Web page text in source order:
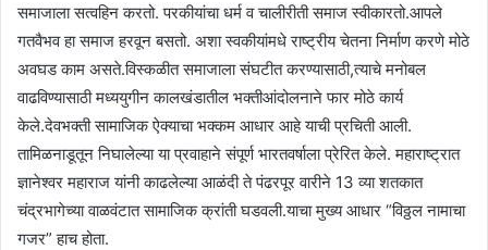
समाजाला सत्वहिन करतो. परकीयांचा धर्म व चालीरीती समाज स्वीकारतो.आपले
गतवैभव हा समाज हरवून बसतो. अशा स्वकीयांमधे राष्ट्रीय चेतना निर्माण करणे मोठे
अवघड काम असते.विस्कळीत समाजाला संघटीत करण्यासाठी,त्याचे मनोबल
वाढविण्यासाठी मध्ययुगीन कालखंडातील भक्तीआंदोलनाने फार मोठे कार्य
केले.देवभक्ती सामाजिक ऐक्याचा भक्कम आधार आहे याची प्रचिती आली.
तामिळनाडूतून निघालेल्या या प्रवाहाने संपूर्ण भारतवर्षाला प्रेरित केले. महाराष्ट्रात
ज्ञानेश्वर महाराज यांनी काढलेल्या आळंदी ते पंढरपूर वारीने 13 व्या शतकात
चंद्रभागेच्या वाळवंटात सामाजिक क्रांती घडवली.याचा मुख्य आधार “विठ्ठल नामाचा
गजर” हाच होता.